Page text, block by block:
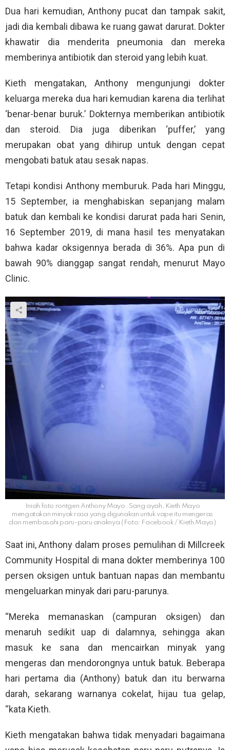
Dua hari kemudian, Anthony pucat dan tampak sakit,
jadi dia kembali dibawa ke ruang gawat darurat. Dokter
khawatir dia menderita pneumonia dan mereka
memberinya antibiotik dan steroid yang lebih kuat.
Kieth mengatakan, Anthony mengunjungi dokter
keluarga mereka dua hari kemudian karena dia terlihat
‘benar-benar buruk.’ Dokternya memberikan antibiotik
dan steroid. Dia juga diberikan ‘puffer,’ yang
merupakan obat yang dihirup untuk dengan cepat
mengobati batuk atau sesak napas.
Tetapi kondisi Anthony memburuk. Pada hari Minggu,
15 September, ia menghabiskan sepanjang malam
batuk dan kembali ke kondisi darurat pada hari Senin,
16 September 2019, di mana hasil tes menyatakan
bahwa kadar oksigennya berada di 36%. Apa pun di
bawah 90% dianggap sangat rendah, menurut Mayo
Clinic.
Iniah foto rontgen Anthony Mayo. Sang ayah, Kieth Mayo
mengatakan minyak rasa yang digunakan untuk vape itu mengeras
dan membasahi paru-paru anaknya (Foto: Facebook / Kieth Mayo)
Saat ini, Anthony dalam proses pemulihan di Millcreek
Community Hospital di mana dokter memberinya 100
persen oksigen untuk bantuan napas dan membantu
mengeluarkan minyak dari paru-parunya.
“Mereka memanaskan (campuran oksigen) dan
menaruh sedikit uap di dalamnya, sehingga akan
masuk ke sana dan mencairkan minyak yang
mengeras dan mendorongnya untuk batuk. Beberapa
hari pertama dia (Anthony) batuk dan itu berwarna
darah, sekarang warnanya cokelat, hijau tua gelap,
“kata Kieth.
Kieth mengatakan bahwa tidak menyadari bagaimana